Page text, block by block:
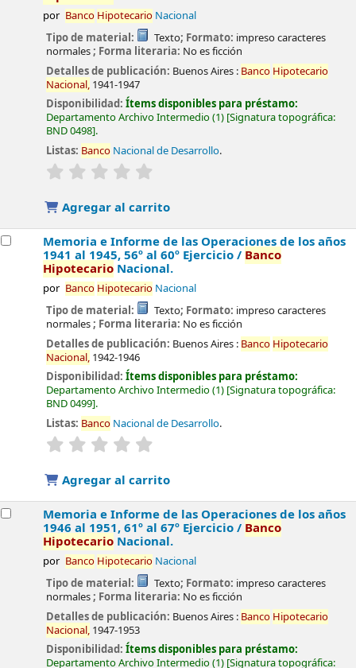
por Banco HipotecarioNacional
Tipo de material: Texto; Formato: impreso caracteres
normales; Forma literaria: No es ficción
Detalles de publicación: Buenos Aires : Banco Hipotecario
Nacional, 1941-1947
Disponibilidad:Ítems disponibles para préstamo:
Departamento Archivo Intermedio(1) Signatura topográfica:
BND 0498 .
Listas: Banco Nacional de Desarrollo.
valoración
Agregar al carrito
Memoria e Informe de las Operaciones de los años
1941 al 1945, 56º al 60º Ejercicio / Banco
Hipotecario Nacional.
por Banco HipotecarioNacional
Tipo de material: Texto; Formato: impreso caracteres
normales; Forma literaria: No es ficción
Detalles de publicación: Buenos Aires : Banco Hipotecario
Nacional, 1942-1946
Disponibilidad:Ítems disponibles para préstamo:
Departamento Archivo Intermedio(1) Signatura topográfica:
BND 0499 .
Listas: Banco Nacional de Desarrollo.
valoración
Agregar al carrito
Memoria e Informe de las Operaciones de los años
1946 al 1951, 61º al 67º Ejercicio / Banco
Hipotecario Nacional.
por Banco HipotecarioNacional
Tipo de material: Texto; Formato: impreso caracteres
normales; Forma literaria: No es ficción
Detalles de publicación: Buenos Aires : Banco Hipotecario
Nacional, 1947-1953
Disponibilidad:Ítems disponibles para préstamo:
Departamento Archivo Intermedio(1) Signatura topográfica: